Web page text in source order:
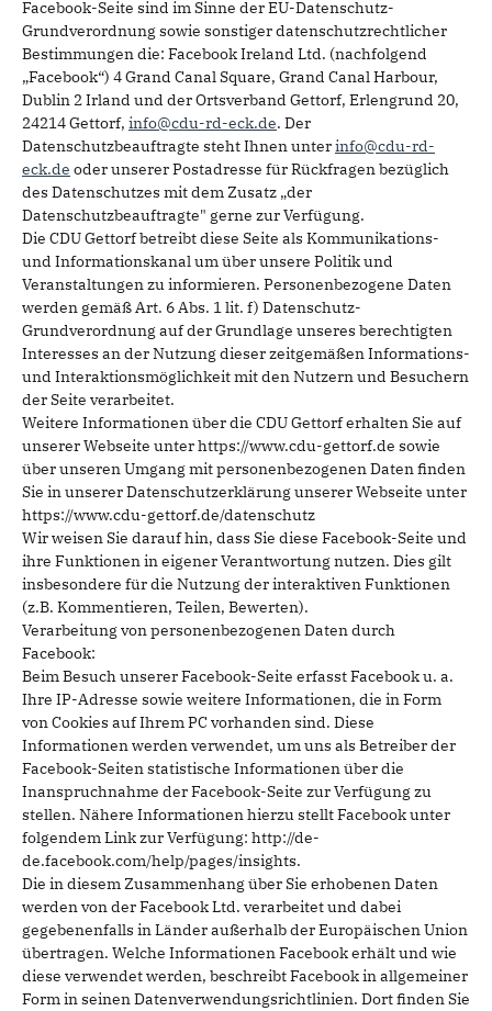
Facebook-Seite sind im Sinne der EU-Datenschutz-
Grundverordnung sowie sonstiger datenschutzrechtlicher
Bestimmungen die: Facebook Ireland Ltd. (nachfolgend
„Facebook“) 4 Grand Canal Square, Grand Canal Harbour,
Dublin 2 Irland und der Ortsverband Gettorf, Erlengrund 20,
24214 Gettorf, info@cdu-rd-eck.de. Der
Datenschutzbeauftragte steht Ihnen unterinfo@cdu-rd-
eck.de oder unserer Postadresse für Rückfragen bezüglich
des Datenschutzes mit dem Zusatz „der
Datenschutzbeauftragte" gerne zur Verfügung.
Die CDU Gettorf betreibt diese Seite als Kommunikations-
und Informationskanal um über unsere Politik und
Veranstaltungen zu informieren. Personenbezogene Daten
werden gemäß Art. 6 Abs. 1 lit. f) Datenschutz-
Grundverordnung auf der Grundlage unseres berechtigten
Interesses an der Nutzung dieser zeitgemäßen Informations-
und Interaktionsmöglichkeit mit den Nutzern und Besuchern
der Seite verarbeitet.
Weitere Informationen über die CDU Gettorf erhalten Sie auf
unserer Webseite unter https://www.cdu-gettorf.de sowie
über unseren Umgang mit personenbezogenen Daten finden
Sie in unserer Datenschutzerklärung unserer Webseite unter
https://www.cdu-gettorf.de/datenschutz
Wir weisen Sie darauf hin, dass Sie diese Facebook-Seite und
ihre Funktionen in eigener Verantwortung nutzen. Dies gilt
insbesondere für die Nutzung der interaktiven Funktionen
(z.B. Kommentieren, Teilen, Bewerten).
Verarbeitung von personenbezogenen Daten durch
Facebook:
Beim Besuch unserer Facebook-Seite erfasst Facebook u. a.
Ihre IP-Adresse sowie weitere Informationen, die in Form
von Cookies auf Ihrem PC vorhanden sind. Diese
Informationen werden verwendet, um uns als Betreiber der
Facebook-Seiten statistische Informationen über die
Inanspruchnahme der Facebook-Seite zur Verfügung zu
stellen. Nähere Informationen hierzu stellt Facebook unter
folgendem Link zur Verfügung: http://de-
de.facebook.com/help/pages/insights.
Die in diesem Zusammenhang über Sie erhobenen Daten
werden von der Facebook Ltd. verarbeitet und dabei
gegebenenfalls in Länder außerhalb der Europäischen Union
übertragen. Welche Informationen Facebook erhält und wie
diese verwendet werden, beschreibt Facebook in allgemeiner
Form in seinen Datenverwendungsrichtlinien. Dort finden Sie